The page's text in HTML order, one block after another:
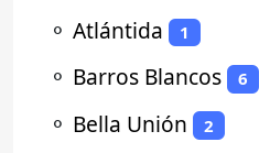
⚬ Atlántida 1
⚬ Barros Blancos 6
⚬ Bella Unión 2